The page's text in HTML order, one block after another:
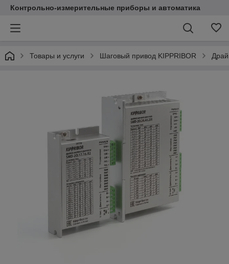
Контрольно-измерительные приборы и автоматика
Товары и услуги Шаговый привод KIPPRIBOR